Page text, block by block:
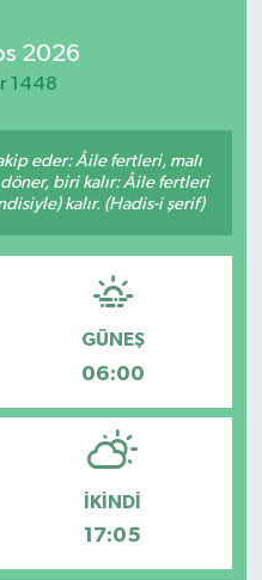
2026
1448
eder: Âile fertleri, malı
biri kalır: Âile fertleri
kalır. (Hadis-i şerif)
GÜNEŞ
06:00
İKINDI
17:05